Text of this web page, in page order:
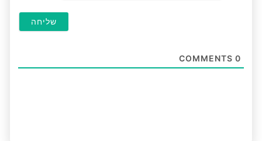
0